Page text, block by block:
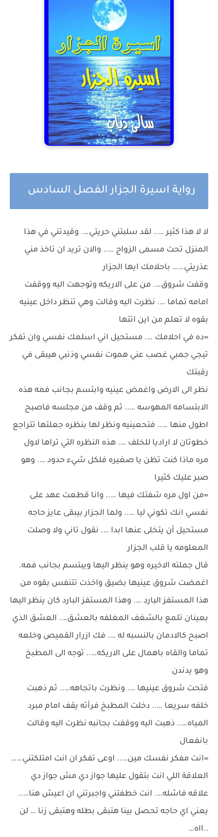
رواية اسيرة الجزار الفصل السادس
لا لا هذا كثير ….. لقد سلبتني حريتي…. وقيدتني في هذا
المنزل تحت مسمى الزواج ….. والان تريد ان تاخذ مني
عذريتي…… باحلامك ايها الجزار
وقفت شروق…. من على الاريكه وتوجهت اليه ووقفت
امامه تماما …. نظرت اليه وقالت وهي تنظر داخل عينيه
بقوه لا تعلم من اين اتتها
=ده في احلامك …. مستحيل اني اسلمك نفسي وان تفكر
تيجي جمبي غصب عني هموت نفسي وذنبي هيبقى في
رقبتك
نظر الى الارض واغمض عينيه وابتسم بجانب فمه هذه
الابتسامه المهوسه ….. ثم وقف من مجلسه فاصبح
اطول منها ….. فتحعينيه ونظر لها بنظره جعلتها تتراجع
خطوتان لا اراديا للخلف …. هذه النظره التي تراها لاول
مره ماذا كنت تظن يا صغيره فلكل شيء حدود …. وهو
صبر عليك كثيرا
=من اول مره شفتك فيها ….. وانا قطعت عهد على
نفسي انك تكوني ليا ….. ولما الجزار بيبقى عايز حاجه
مستحيل أن يتخلى عنها ابدا …. نقول تاني ولا وصلت
المعلومه يا قلب الجزار
قال جملته الاخيره وهو ينظر اليها ويبتسم بجانب فمه.
اغمضت شروق عينيها بضيق واخذت تتنفس بقوه من
هذا المستفز البارد …. وهذا المستفز البارد كان ينظر اليها
بعينان تلمع بالشغف المغلفه بالعشق…. العشق الذي
اصبح كالادمان بالنسبه له …. فك ازرار القميص وخلعه
تماما والقاه باهمال على الاريكه….. توجه الى المطبخ
وهو يدندن
فتحت شروق عينيها …. ونظرت باتجاهه….. ثم ذهبت
خلفه سريعا ….. دخلت المطبخ فرأته يقف امام مبرد
المياه….. ذهبت اليه ووقفت بجانبه نظرت اليه وقالت
بانفعال
=انت مفكر نفسك مين….. اوعى تفكر ان انت امتلكتني……
العلاقة اللي انت بتقول عليها جواز دي مش جواز دي
علاقه فاشله…. انت خطفتني واجبرتني ان اعيش هنا…..
يعني اي حاجه تحصل بينا هتبقى بطله وهتبقى زنا … لن
..ااه…